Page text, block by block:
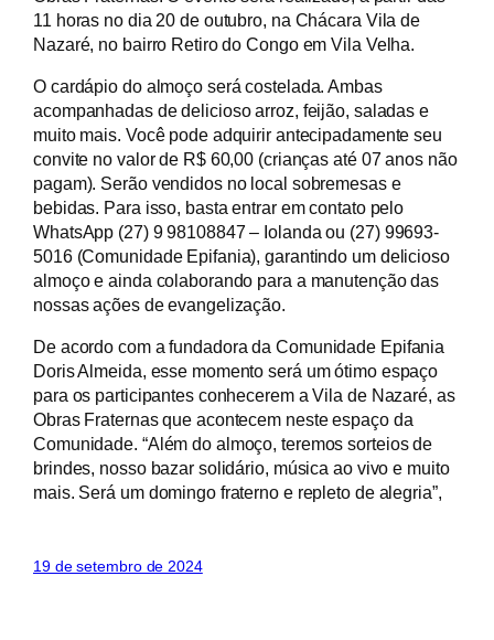
11 horas no dia 20 de outubro, na Chácara Vila de
Nazaré, no bairro Retiro do Congo em Vila Velha.
O cardápio do almoço será costelada. Ambas
acompanhadas de delicioso arroz, feijão, saladas e
muito mais. Você pode adquirir antecipadamente seu
convite no valor de R$ 60,00 (crianças até 07 anos não
pagam). Serão vendidos no local sobremesas e
bebidas. Para isso, basta entrar em contato pelo
WhatsApp (27) 9 98108847 – Iolanda ou (27) 99693-
5016 (Comunidade Epifania), garantindo um delicioso
almoço e ainda colaborando para a manutenção das
nossas ações de evangelização.
De acordo com a fundadora da Comunidade Epifania
Doris Almeida, esse momento será um ótimo espaço
para os participantes conhecerem a Vila de Nazaré, as
Obras Fraternas que acontecem neste espaço da
Comunidade. “Além do almoço, teremos sorteios de
brindes, nosso bazar solidário, música ao vivo e muito
mais. Será um domingo fraterno e repleto de alegria”,
19 de setembro de 2024